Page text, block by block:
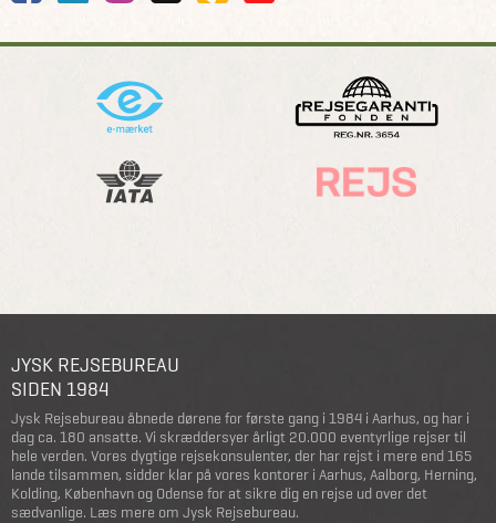
JYSK REJSEBUREAU
SIDEN 1984
Jysk Rejsebureau åbnede dørene for første gang i 1984 i Aarhus, og har i
dag ca. 180 ansatte. Vi skræddersyer årligt 20.000 eventyrlige rejser til
hele verden. Vores dygtige rejsekonsulenter, der har rejst i mere end 165
lande tilsammen, sidder klar på vores kontorer i Aarhus, Aalborg, Herning,
Kolding, København og Odense for at sikre dig en rejse ud over det
sædvanlige. Læs mere om Jysk Rejsebureau.